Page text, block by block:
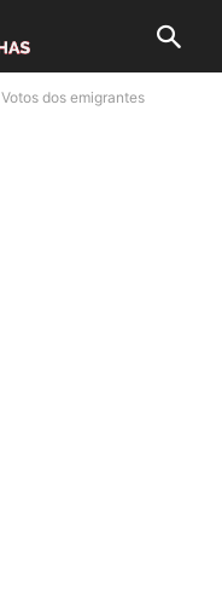
Votos dos emigrantes